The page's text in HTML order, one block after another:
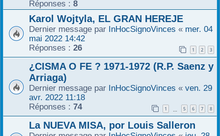
Réponses : 8
Karol Wojtyla, EL GRAN HEREJE
Dernier message par InHocSignoVinces « mer. 04
mai 2022 14:42
Réponses : 26 1 2 3
¿CISMA O FE ? 1971-1972 (R.P. Saenz y
Arriaga)
Dernier message par InHocSignoVinces « ven. 29
avr. 2022 11:18
Réponses : 74 1 5 6 7 8
La NUEVA MISA, por Louis Salleron